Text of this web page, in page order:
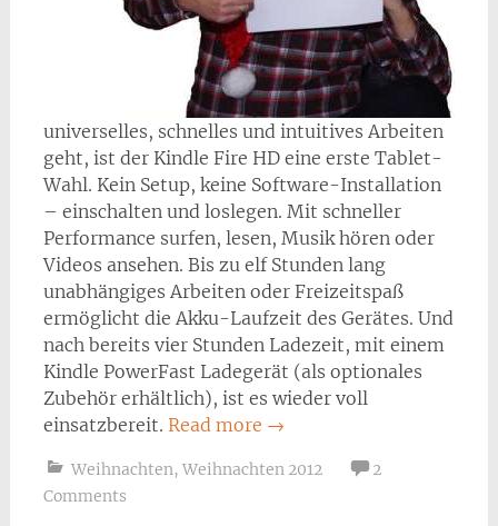
universelles, schnelles und intuitives Arbeiten
geht, ist der Kindle Fire HD eine erste Tablet-
Wahl. Kein Setup, keine Software-Installation
– einschalten und loslegen. Mit schneller
Performance surfen, lesen, Musik hören oder
Videos ansehen. Bis zu elf Stunden lang
unabhängiges Arbeiten oder Freizeitspaß
ermöglicht die Akku-Laufzeit des Gerätes. Und
nach bereits vier Stunden Ladezeit, mit einem
Kindle PowerFast Ladegerät (als optionales
Zubehör erhältlich), ist es wieder voll
einsatzbereit. Read more →
Weihnachten, Weihnachten 2012
2
Comments